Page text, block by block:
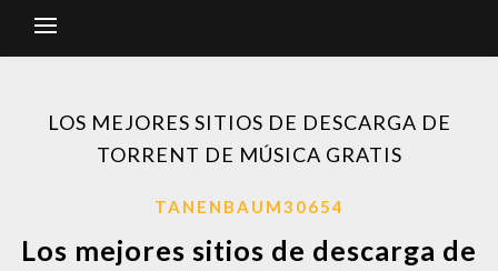
LOS MEJORES SITIOS DE DESCARGA DE
TORRENT DE MÚSICA GRATIS
TANENBAUM30654
Los mejores sitios de descarga de